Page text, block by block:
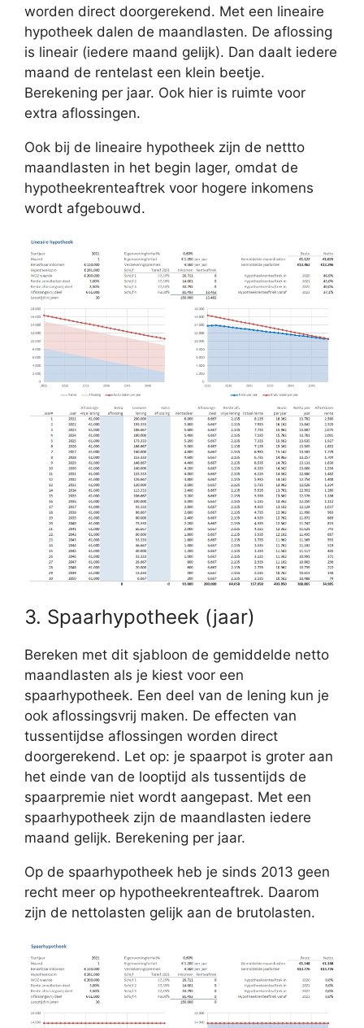
worden direct doorgerekend. Met een lineaire
hypotheek dalen de maandlasten. De aflossing
is lineair (iedere maand gelijk). Dan daalt iedere
maand de rentelast een klein beetje.
Berekening per jaar. Ook hier is ruimte voor
extra aflossingen.
Ook bij de lineaire hypotheek zijn de nettto
maandlasten in het begin lager, omdat de
hypotheekrenteaftrek voor hogere inkomens
wordt afgebouwd.
3. Spaarhypotheek (jaar)
Bereken met dit sjabloon de gemiddelde netto
maandlasten als je kiest voor een
spaarhypotheek. Een deel van de lening kun je
ook aflossingsvrij maken. De effecten van
tussentijdse aflossingen worden direct
doorgerekend. Let op: je spaarpot is groter aan
het einde van de looptijd als tussentijds de
spaarpremie niet wordt aangepast. Met een
spaarhypotheek zijn de maandlasten iedere
maand gelijk. Berekening per jaar.
Op de spaarhypotheek heb je sinds 2013 geen
recht meer op hypotheekrenteaftrek. Daarom
zijn de nettolasten gelijk aan de brutolasten.